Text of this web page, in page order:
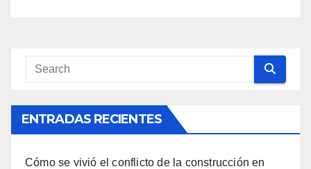
ENTRADAS RECIENTES
Cómo se vivió el conflicto de la construcción en